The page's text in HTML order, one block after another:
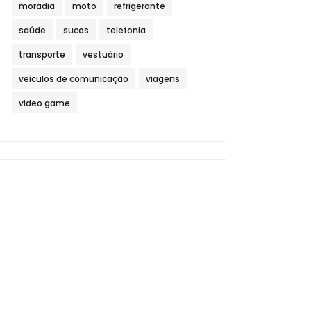
moradia moto refrigerante
saúde sucos telefonia
transporte vestuário
veículos de comunicação viagens
video game